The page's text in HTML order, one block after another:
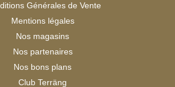
Générales de Vente
Mentions légales
Nos magasins
Nos partenaires
Nos bons plans
Club Terräng